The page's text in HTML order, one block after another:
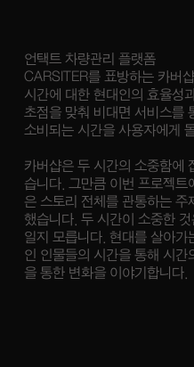
언택트 차량관리 플랫폼
CARSITER를 표방하는 카버
시간에 대한 현대인의 효율성
초점을 맞춰 비대면 서비스를
소비되는 시간을 사용자에게
카버샵은 두 시간의 소중함에
습니다. 그만큼 이번 프로젝트
은 스토리 전체를 관통하는 주
했습니다. 두 시간이 소중한
일지 모릅니다. 현대를 살아가
인 인물들의 시간을 통해 시간
을 통한 변화을 이야기합니다.